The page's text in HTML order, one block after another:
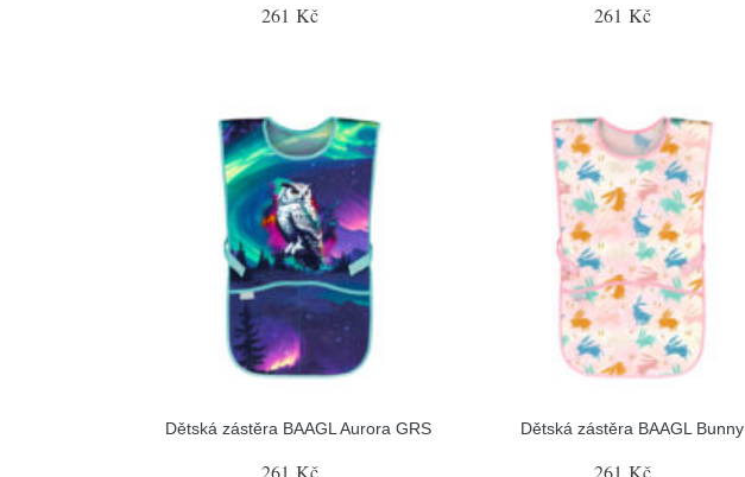
261 Kč 261 Kč
Dětská zástěra BAAGL Aurora GRS
261 Kč
Dětská zástěra BAAGL Bunny
261 Kč